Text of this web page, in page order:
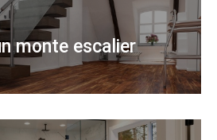
monte escalier